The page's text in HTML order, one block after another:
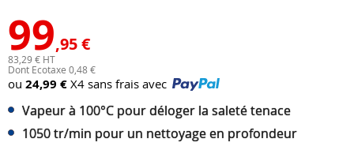
99,95 €
83,29 € HT
Dont Ecotaxe 0,48 €
ou 24,99 € X4 sans frais avec
Vapeur à 100°C pour déloger la saleté tenace
1050 tr/min pour un nettoyage en profondeur